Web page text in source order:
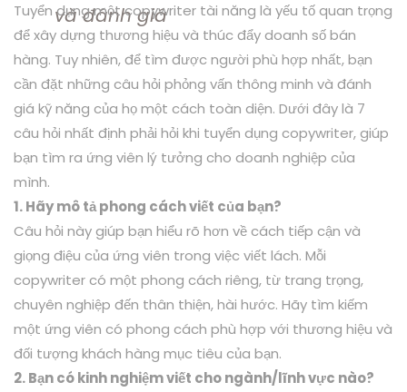
và đánh giá
Tuyển dụng một copywriter tài năng là yếu tố quan trọng
để xây dựng thương hiệu và thúc đẩy doanh số bán
hàng. Tuy nhiên, để tìm được người phù hợp nhất, bạn
cần đặt những câu hỏi phỏng vấn thông minh và đánh
giá kỹ năng của họ một cách toàn diện. Dưới đây là 7
câu hỏi nhất định phải hỏi khi tuyển dụng copywriter, giúp
bạn tìm ra ứng viên lý tưởng cho doanh nghiệp của
mình.
1. Hãy mô tả phong cách viết của bạn?
Câu hỏi này giúp bạn hiểu rõ hơn về cách tiếp cận và
giọng điệu của ứng viên trong việc viết lách. Mỗi
copywriter có một phong cách riêng, từ trang trọng,
chuyên nghiệp đến thân thiện, hài hước. Hãy tìm kiếm
một ứng viên có phong cách phù hợp với thương hiệu và
đối tượng khách hàng mục tiêu của bạn.
2. Bạn có kinh nghiệm viết cho ngành/lĩnh vực nào?